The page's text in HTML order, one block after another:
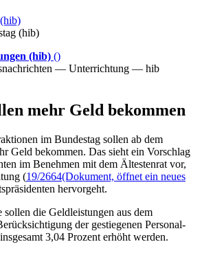
(hib)
(hib) ()
— Unterrichtung — hib
mehr Geld bekommen
im Bundestag sollen ab dem
Geld bekommen. Das sieht ein Vorschlag
im Benehmen mit dem Ältestenrat vor,
(19/2664(Dokument, öffnet ein neues
hervorgeht.
die Geldleistungen aus dem
der gestiegenen Personal-
3,04 Prozent erhöht werden.